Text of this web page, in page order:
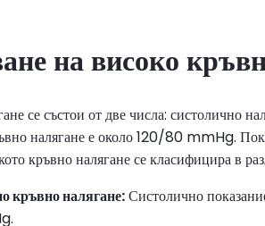
на високо
се състои от две числа: систолично
налягане е около 120/80 mmHg.
кръвно налягане се класифицира в
кръвно налягане:Систолично